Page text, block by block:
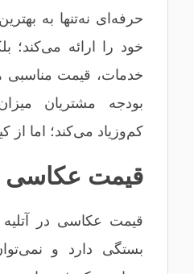
حرفه‌ای نه‌تنها به
خود را ارائه می‌کند؛
خدمات، قیمت مناسبی
بودجه مشتریان
کم‌وزیاد می‌کند؛ اما از
قیمت عکاسی
قیمت عکاسی در
بستگی دارد و